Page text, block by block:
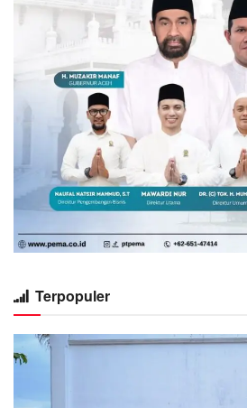
Terpopuler